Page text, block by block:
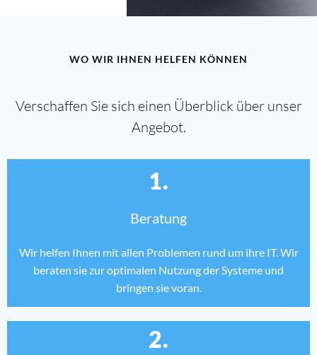
WO WIR IHNEN HELFEN KÖNNEN
Verschaffen Sie sich einen Überblick über unser
Angebot.
1.
Beratung
Wir helfen Ihnen mit allen Problemen rund um ihre IT. Wir
beraten sie zur optimalen Nutzung der Systeme und
bringen sie voran.
2.